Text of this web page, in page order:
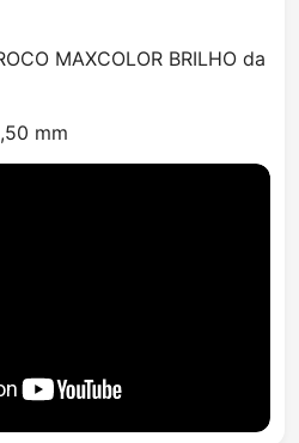
MAXCOLOR BRILHO da
mm